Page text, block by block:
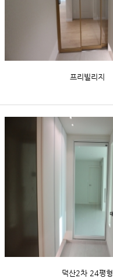
프리빌리지
덕산2차 24평형